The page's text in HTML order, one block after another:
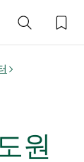
원